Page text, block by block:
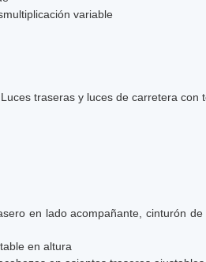
variable
traseras y luces de carretera con
en lado acompañante, cinturón
en altura